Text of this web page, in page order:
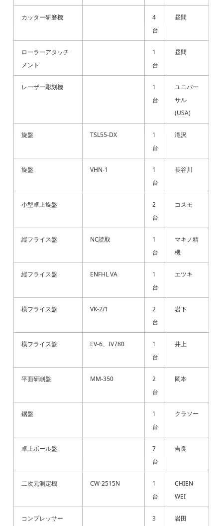
カッター研磨機
4
台
昼間
ローラーアタッチ
メント
1
台
昼間
レーザー彫刻機
1
台
ユニバー
サル
(USA)
旋盤 TSL55-DX
1
台
滝沢
旋盤 VHN-1
1
台
長谷川
小型卓上旋盤
2
台
コスモ
縦フライス盤 NC読取
1
台
マキノ精
機
縦フライス盤 ENFHL VA
1
台
エツキ
横フライス盤 VK-2/1
2
台
岩下
横フライス盤 EV-6、IV780
1
台
井上
平面研削盤 MM-350
2
台
岡本
鋸盤
1
台
クラソー
卓上ボール盤
7
台
吉良
二次元測定機 CW-2515N
1
台
CHIEN
WEI
コンプレッサー
3
岩田